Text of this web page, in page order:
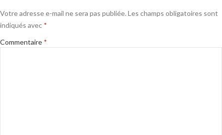
Votre adresse e-mail ne sera pas publiée. Les champs obligatoires sont
indiqués avec *
Commentaire *